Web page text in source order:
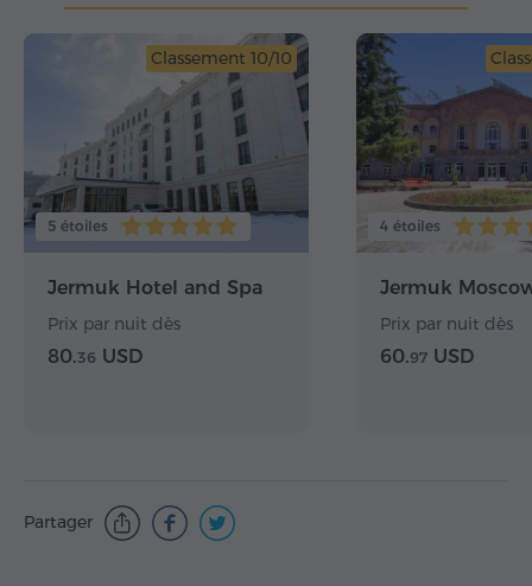
Classement 10/10
5 étoiles
Jermuk Hotel and Spa
Prix par nuit dès
80.36 USD
4 étoiles
Jermuk
Prix par nuit dès
60.97 USD
Partager